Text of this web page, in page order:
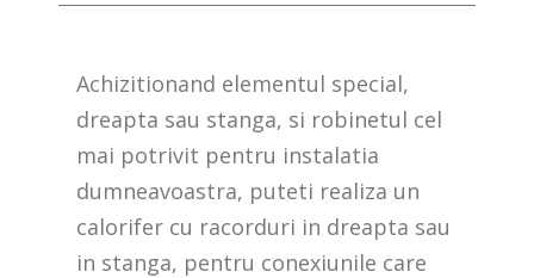
Achizitionand elementul special,
dreapta sau stanga, si robinetul cel
mai potrivit pentru instalatia
dumneavoastra, puteti realiza un
calorifer cu racorduri in dreapta sau
in stanga, pentru conexiunile care